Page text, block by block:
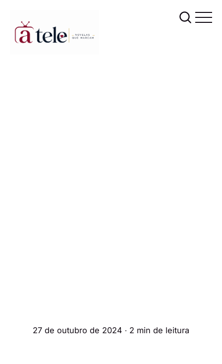
27 de outubro de 2024 ∙ 2 min de leitura